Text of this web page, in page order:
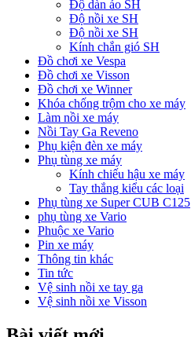
Độ dàn áo SH
Độ nồi xe SH
Độ nồi xe SH
Kính chắn gió SH
Đồ chơi xe Vespa
Đồ chơi xe Visson
Đồ chơi xe Winner
Khóa chống trộm cho xe máy
Làm nồi xe máy
Nồi Tay Ga Reveno
Phụ kiện đèn xe máy
Phụ tùng xe máy
Kính chiếu hậu xe máy
Tay thắng kiểu các loại
Phụ tùng xe Super CUB C125
phụ tùng xe Vario
Phuộc xe Vario
Pin xe máy
Thông tin khác
Tin tức
Vệ sinh nồi xe tay ga
Vệ sinh nồi xe Visson